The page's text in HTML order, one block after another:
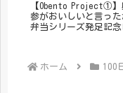
【Obento Project①】
参がおいしいと言っ
弁当シリーズ発足記念
ホーム 100